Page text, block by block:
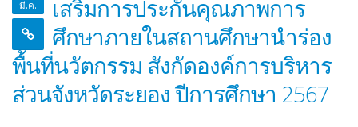
มี.ค.
เสริมการประกันคุณภาพการ
ศึกษาภายในสถานศึกษานำร่อง
พื้นที่นวัตกรรม สังกัดองค์การบริหาร
ส่วนจังหวัดระยอง ปีการศึกษา 2567